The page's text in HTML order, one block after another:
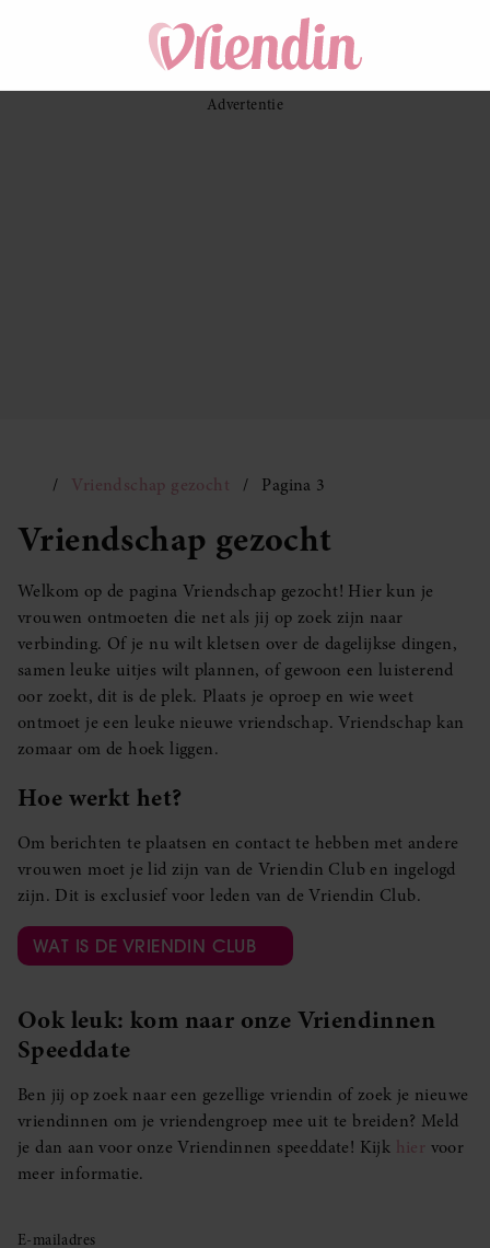
Vriendschap gezocht Pagina 3
Vriendschap gezocht
Welkom op de pagina Vriendschap gezocht! Hier kun je
vrouwen ontmoeten die net als jij op zoek zijn naar
verbinding. Of je nu wilt kletsen over de dagelijkse dingen,
samen leuke uitjes wilt plannen, of gewoon een luisterend
oor zoekt, dit is de plek. Plaats je oproep en wie weet
ontmoet je een leuke nieuwe vriendschap. Vriendschap kan
zomaar om de hoek liggen.
Hoe werkt het?
Om berichten te plaatsen en contact te hebben met andere
vrouwen moet je lid zijn van de Vriendin Club en ingelogd
zijn. Dit is exclusief voor leden van de Vriendin Club.
WAT IS DE VRIENDIN CLUB
Ook leuk: kom naar onze Vriendinnen
Speeddate
Ben jij op zoek naar een gezellige vriendin of zoek je nieuwe
vriendinnen om je vriendengroep mee uit te breiden? Meld
je dan aan voor onze Vriendinnen speeddate! Kijk hier voor
meer informatie.
E-mailadres